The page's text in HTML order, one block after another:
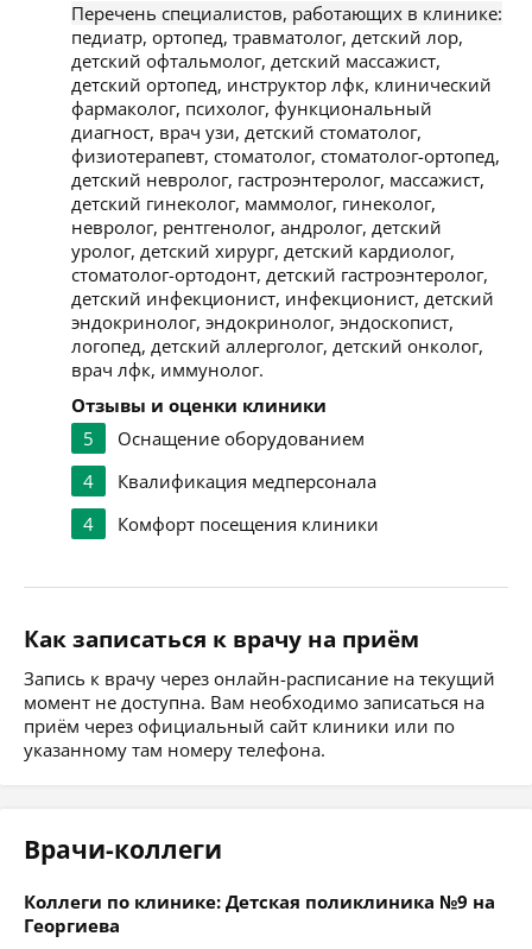
Перечень специалистов, работающих в клинике:
педиатр, ортопед, травматолог, детский лор,
детский офтальмолог, детский массажист,
детский ортопед, инструктор лфк, клинический
фармаколог, психолог, функциональный
диагност, врач узи, детский стоматолог,
физиотерапевт, стоматолог, стоматолог-ортопед,
детский невролог, гастроэнтеролог, массажист,
детский гинеколог, маммолог, гинеколог,
невролог, рентгенолог, андролог, детский
уролог, детский хирург, детский кардиолог,
стоматолог-ортодонт, детский гастроэнтеролог,
детский инфекционист, инфекционист, детский
эндокринолог, эндокринолог, эндоскопист,
логопед, детский аллерголог, детский онколог,
врач лфк, иммунолог.
Отзывы и оценки клиники
5
Оснащение оборудованием
4
Квалификация медперсонала
4
Комфорт посещения клиники
Как записаться к врачу на приём
Запись к врачу через онлайн-расписание на текущий
момент не доступна. Вам необходимо записаться на
приём через официальный сайт клиники или по
указанному там номеру телефона.
Врачи-коллеги
Коллеги по клинике: Детская поликлиника №9 на
Георгиева